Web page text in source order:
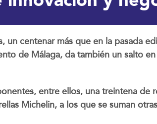
un centenar más que en la pasada
de Málaga, da también un salto
entre ellos, una treintena de
Michelin, a los que se suman